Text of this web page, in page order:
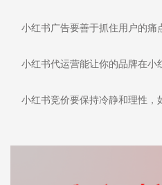
小红书广告要善于抓住用户的痛
小红书代运营能让你的品牌在小
小红书竞价要保持冷静和理性，